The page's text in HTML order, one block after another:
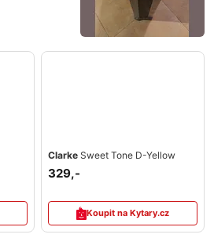
Clarke Sweet Tone D-Yellow
329,-
Koupit na Kytary.cz